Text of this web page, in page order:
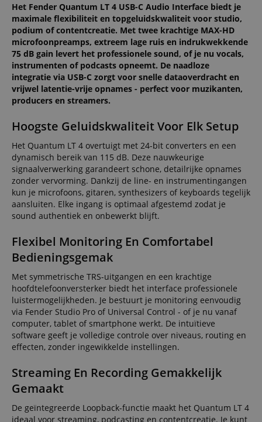
Het Fender Quantum LT 4 USB-C Audio Interface biedt je
maximale flexibiliteit en topgeluidskwaliteit voor studio,
podium of contentcreatie. Met twee krachtige MAX-HD
microfoonpreamps, extreem lage ruis en indrukwekkende
75 dB gain levert het professionele sound, of je nu vocals,
instrumenten of podcasts opneemt. De naadloze
integratie via USB-C zorgt voor snelle dataoverdracht en
vrijwel latentie-vrije opnames - perfect voor muzikanten,
producers en streamers.
Hoogste Geluidskwaliteit Voor Elk Setup
Het Quantum LT 4 overtuigt met 24-bit converters en een
dynamisch bereik van 115 dB. Deze nauwkeurige
signaalverwerking garandeert schone, detailrijke opnames
zonder vervorming. Dankzij de line- en instrumentingangen
kun je microfoons, gitaren, synthesizers of keyboards tegelijk
aansluiten. Elke ingang is optimaal afgestemd zodat je
sound authentiek en onbewerkt blijft.
Flexibel Monitoring En Comfortabel
Bedieningsgemak
Met symmetrische TRS-uitgangen en een krachtige
hoofdtelefoonversterker biedt het interface professionele
luistermogelijkheden. Je bestuurt je monitoring eenvoudig
via Fender Studio Pro of Universal Control - of je nu vanaf
computer, tablet of smartphone werkt. De intuïtieve
software geeft je volledige controle over niveaus, routing en
effecten, zonder ingewikkelde instellingen.
Streaming En Recording Gemakkelijk
Gemaakt
De geïntegreerde Loopback-functie maakt het Quantum LT 4
ideaal voor streaming, podcasting en contentcreatie. Je kunt